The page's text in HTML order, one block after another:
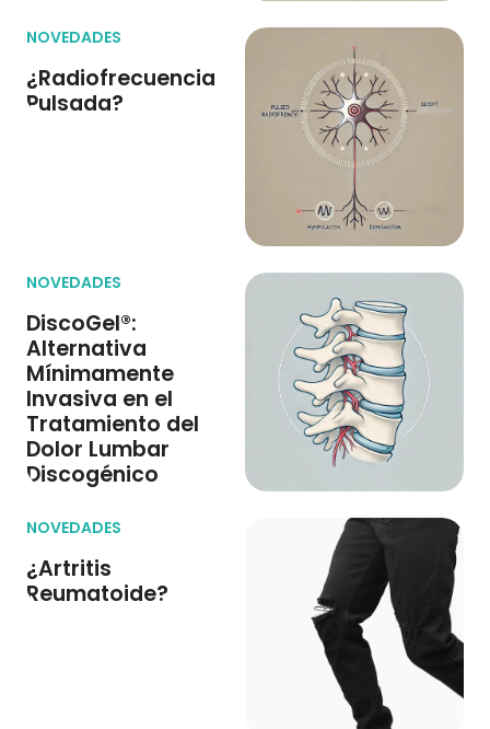
NOVEDADES
¿Radiofrecuencia
Pulsada?
NOVEDADES
DiscoGel®:
Alternativa
Mínimamente
Invasiva en el
Tratamiento del
Dolor Lumbar
Discogénico
NOVEDADES
¿Artritis
Reumatoide?